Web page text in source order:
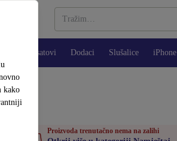
kako
Pametni satovi Dodaci Slušalice iPhone
Proizvoda trenutačno nema na zalihi